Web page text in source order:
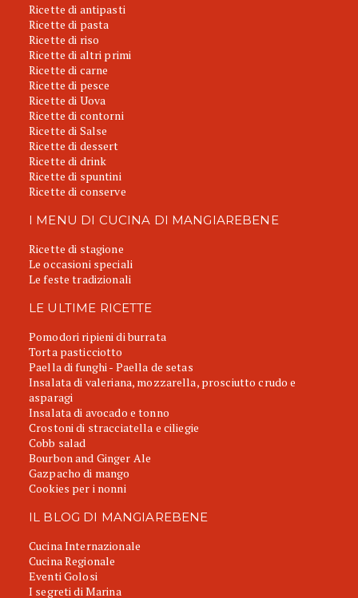
Ricette di antipasti
Ricette di pasta
Ricette di riso
Ricette di altri primi
Ricette di carne
Ricette di pesce
Ricette di Uova
Ricette di contorni
Ricette di Salse
Ricette di dessert
Ricette di drink
Ricette di spuntini
Ricette di conserve
I MENU DI CUCINA DI MANGIAREBENE
Ricette di stagione
Le occasioni speciali
Le feste tradizionali
LE ULTIME RICETTE
Pomodori ripieni di burrata
Torta pasticciotto
Paella di funghi - Paella de setas
Insalata di valeriana, mozzarella, prosciutto crudo e
asparagi
Insalata di avocado e tonno
Crostoni di stracciatella e ciliegie
Cobb salad
Bourbon and Ginger Ale
Gazpacho di mango
Cookies per i nonni
IL BLOG DI MANGIAREBENE
Cucina Internazionale
Cucina Regionale
Eventi Golosi
I segreti di Marina